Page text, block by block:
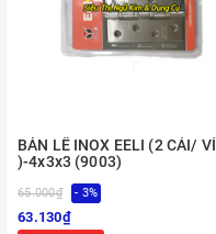
BẢN LỀ INOX EELI (2 CÁI/ VỈ
)-4x3x3 (9003)
65.000₫ - 3%
63.130₫